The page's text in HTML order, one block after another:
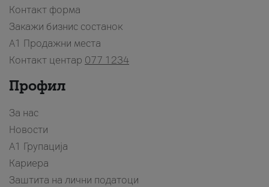
Контакт форма
Закажи бизнис состанок
A1 Продажни места
Контакт центар 077 1234
Профил
За нас
Новости
А1 Групација
Кариера
Заштита на лични податоци